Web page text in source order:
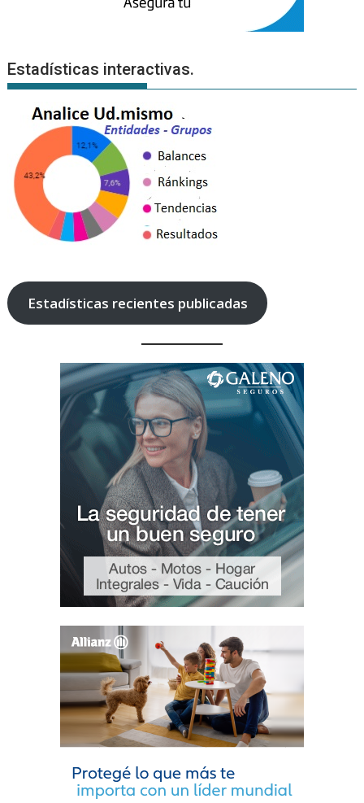
Estadísticas interactivas.
Estadísticas recientes publicadas